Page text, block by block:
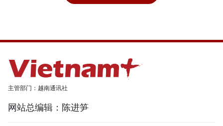
主管部门：越南通讯社
网站总编辑：陈进笋